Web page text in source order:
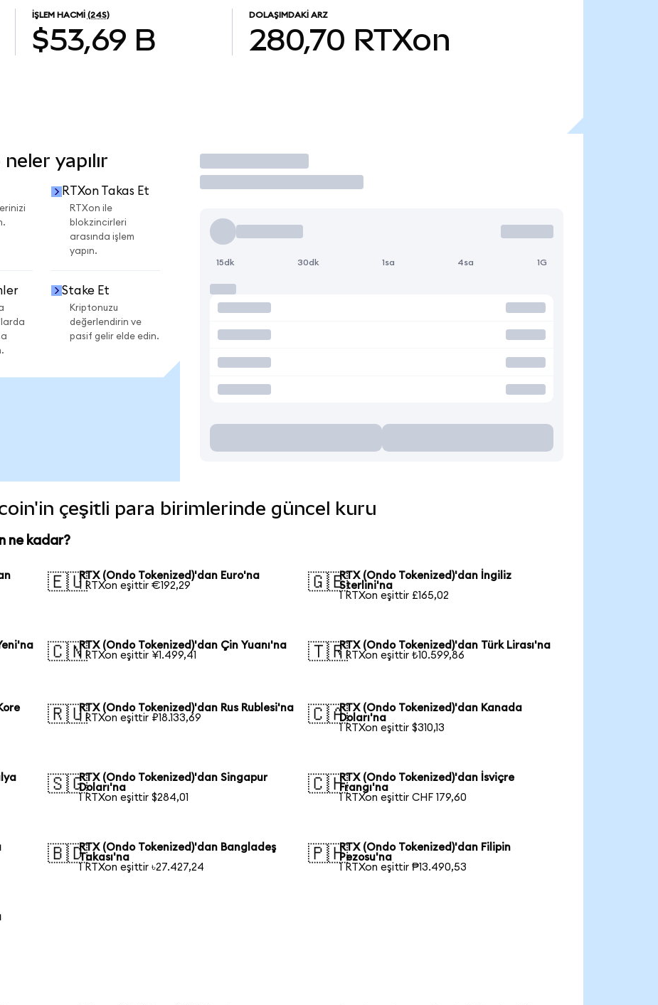
İŞLEM HACMI (24S)
$53,69 B
DOLAŞIMDAKI ARZ
280,70 RTXon
yapılır
RTXon Takas Et
RTXon ile
blokzincirleri
arasında işlem
yapın.
Stake Et
Kriptonuzu
değerlendirin ve
pasif gelir elde edin.
İşlem Yap
15dk 30dk 1sa 4sa 1G
çeşitli para birimlerinde güncel kuru
ne kadar?
🇪🇺RTX (Ondo Tokenized)'dan Euro'na
1 RTXon eşittir €192,29
🇬🇧RTX (Ondo Tokenized)'dan İngiliz
Sterlini'na
1 RTXon eşittir £165,02
🇨🇳RTX (Ondo Tokenized)'dan Çin Yuanı'na
1 RTXon eşittir ¥1.499,41
🇹🇷RTX (Ondo Tokenized)'dan Türk Lirası'na
1 RTXon eşittir ₺10.599,86
🇷🇺RTX (Ondo Tokenized)'dan Rus Rublesi'na
1 RTXon eşittir ₽18.133,69
🇨🇦RTX (Ondo Tokenized)'dan Kanada
Doları'na
1 RTXon eşittir $310,13
🇸🇬RTX (Ondo Tokenized)'dan Singapur
Doları'na
1 RTXon eşittir $284,01
🇨🇭RTX (Ondo Tokenized)'dan İsviçre
Frangı'na
1 RTXon eşittir CHF 179,60
🇧🇩RTX (Ondo Tokenized)'dan Bangladeş
Takası'na
1 RTXon eşittir ৳27.427,24
🇵🇭RTX (Ondo Tokenized)'dan Filipin
Pezosu'na
1 RTXon eşittir ₱13.490,53